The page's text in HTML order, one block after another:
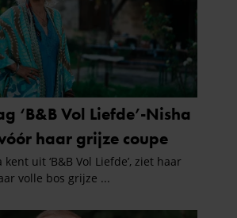
gegevens combineren met andere
ze heeft verstrekt of die ze hebben
van uw gebruik van hun services. U
cookies als u onze website blijft